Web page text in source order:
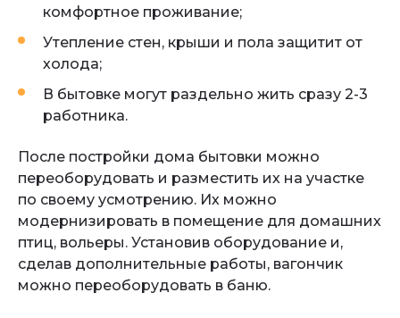
комфортное проживание;
Утепление стен, крыши и пола защитит от
холода;
В бытовке могут раздельно жить сразу 2-3
работника.
После постройки дома бытовки можно
переоборудовать и разместить их на участке
по своему усмотрению. Их можно
модернизировать в помещение для домашних
птиц, вольеры. Установив оборудование и,
сделав дополнительные работы, вагончик
можно переоборудовать в баню.